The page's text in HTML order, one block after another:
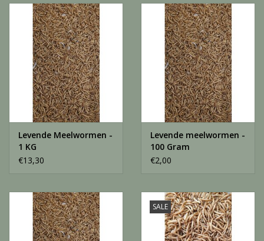
Levende Meelwormen -
1 KG
€13,30
Levende meelwormen -
100 Gram
€2,00
SALE